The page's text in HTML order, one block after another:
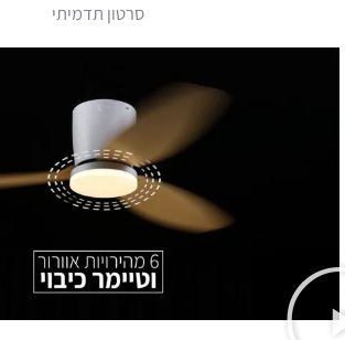
סרטון תדמיתי